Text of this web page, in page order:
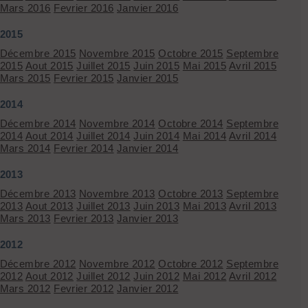
Mars 2016 Fevrier 2016 Janvier 2016
2015
Décembre 2015 Novembre 2015 Octobre 2015 Septembre
2015 Aout 2015 Juillet 2015 Juin 2015 Mai 2015 Avril 2015
Mars 2015 Fevrier 2015 Janvier 2015
2014
Décembre 2014 Novembre 2014 Octobre 2014 Septembre
2014 Aout 2014 Juillet 2014 Juin 2014 Mai 2014 Avril 2014
Mars 2014 Fevrier 2014 Janvier 2014
2013
Décembre 2013 Novembre 2013 Octobre 2013 Septembre
2013 Aout 2013 Juillet 2013 Juin 2013 Mai 2013 Avril 2013
Mars 2013 Fevrier 2013 Janvier 2013
2012
Décembre 2012 Novembre 2012 Octobre 2012 Septembre
2012 Aout 2012 Juillet 2012 Juin 2012 Mai 2012 Avril 2012
Mars 2012 Fevrier 2012 Janvier 2012